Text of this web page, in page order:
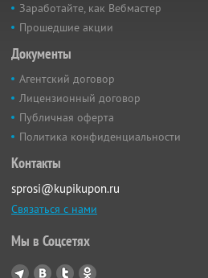
Заработайте, как Вебмастер
Прошедшие акции
Документы
Агентский договор
Лицензионный договор
Публичная оферта
Политика конфиденциальности
Контакты
sprosi@kupikupon.ru
Связаться с нами
Мы в Соцсетях